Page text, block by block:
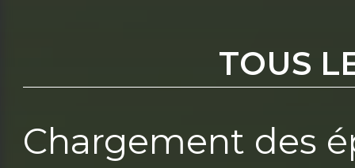
TOUS
Chargement des